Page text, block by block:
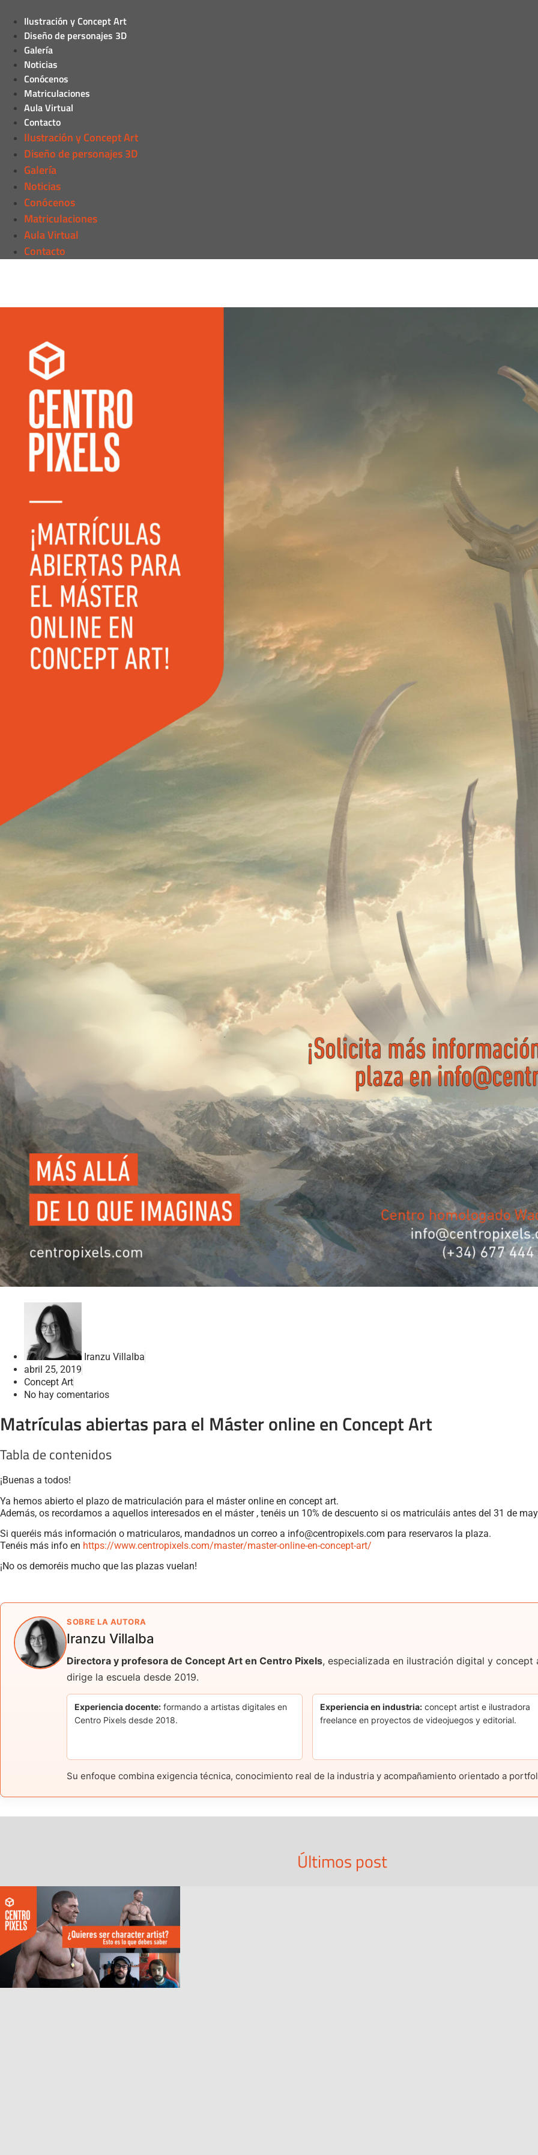
Ilustración y Concept Art
Diseño de personajes 3D
Galería
Noticias
Conócenos
Matriculaciones
Aula Virtual
Contacto
Ilustración y Concept Art
Diseño de personajes 3D
Galería
Noticias
Conócenos
Matriculaciones
Aula Virtual
Contacto
Iranzu Villalba
abril 25, 2019
Concept Art
No hay comentarios
Matrículas abiertas para el Máster online en Concept Art
Tabla de contenidos
¡Buenas a todos!
Ya hemos abierto el plazo de matriculación para el máster online en concept art.
Además, os recordamos a aquellos interesados en el máster , tenéis un 10% de descuento si os matriculáis antes del 31 de
Si queréis más información o matricularos, mandadnos un correo a info@centropixels.com para reservaros la plaza.
Tenéis más info en https://www.centropixels.com/master/master-online-en-concept-art/
¡No os demoréis mucho que las plazas vuelan!
SOBRE LA AUTORA
Iranzu Villalba
Directora y profesora de Concept Art en Centro Pixels, especializada en ilustración digital y
dirige la escuela desde 2019.
Experiencia docente: formando a artistas digitales en
Centro Pixels desde 2018.
Experiencia en industria:concept artist e ilustradora
freelance en proyectos de videojuegos y editorial.
Su enfoque combina exigencia técnica, conocimiento real de la industria y acompañamiento orientado a
Últimos post